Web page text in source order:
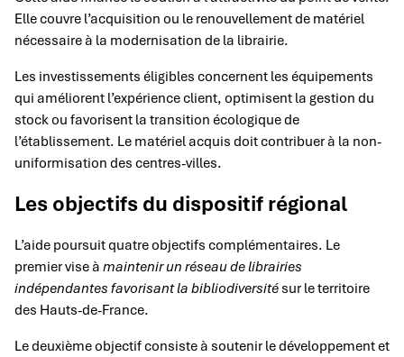
Elle couvre l’acquisition ou le renouvellement de matériel
nécessaire à la modernisation de la librairie.
Les investissements éligibles concernent les équipements
qui améliorent l’expérience client, optimisent la gestion du
stock ou favorisent la transition écologique de
l’établissement. Le matériel acquis doit contribuer à la non-
uniformisation des centres-villes.
Les objectifs du dispositif régional
L’aide poursuit quatre objectifs complémentaires. Le
premier vise à maintenir un réseau de librairies
indépendantes favorisant la bibliodiversité sur le territoire
des Hauts-de-France.
Le deuxième objectif consiste à soutenir le développement et